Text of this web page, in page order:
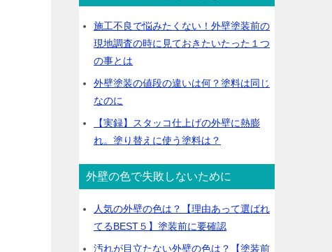
施工不良で悩みたくない！外壁塗装前の
現地調査の時に見ておきたいたった１つ
の事とは
外壁塗装の値段の違いは何？塗料は同じ
なのに
【実録】スタッコ仕上げの外壁に熱膨
れ。塗り替えに使う塗料は？
外壁の色で失敗しないために
人気の外壁の色は？【理由あって選ばれ
てるBEST５】塗装前に要確認
汚れが目立たない外壁の色は？【塗装前